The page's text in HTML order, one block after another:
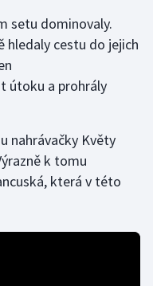
setu dominovaly.
hledaly cestu do jejich
útoku a prohrály
nahrávačky Květy
k tomu
která v této